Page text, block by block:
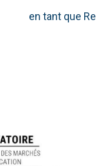
en tant que